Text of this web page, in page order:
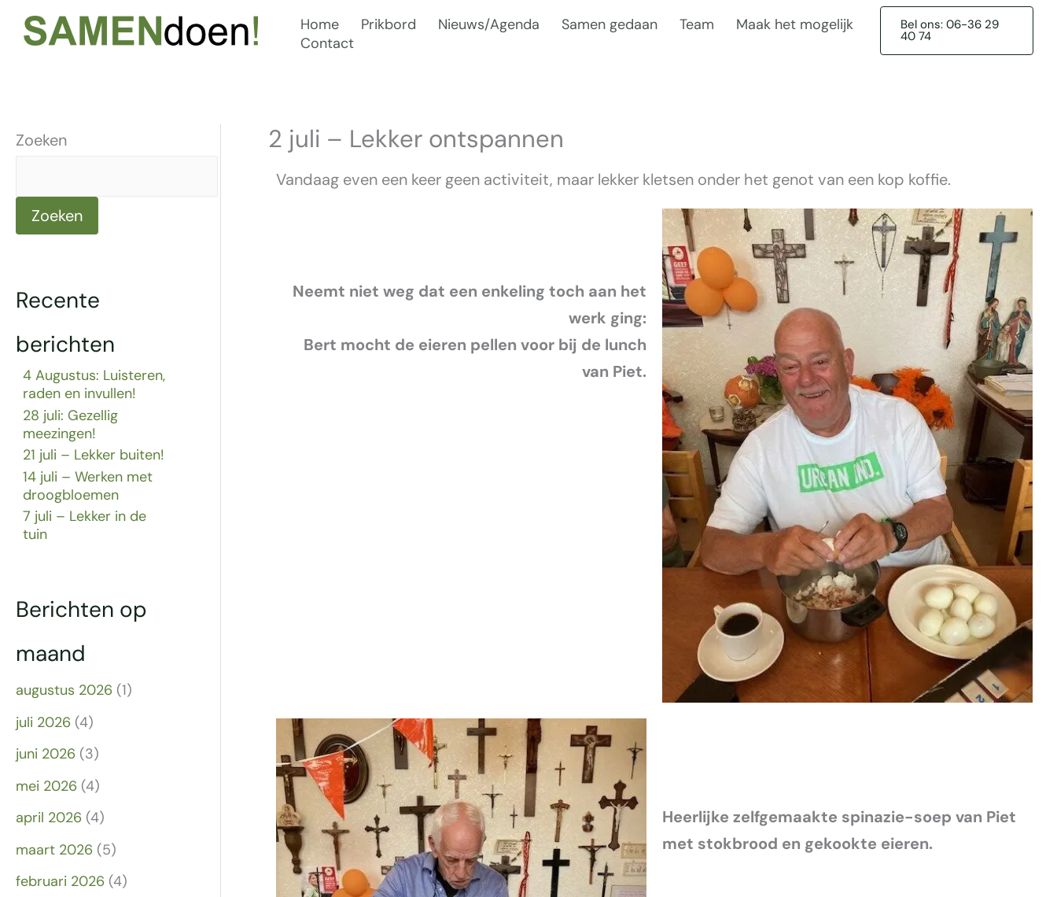
naar
Home Prikbord Nieuws/Agenda Samen gedaan Team
Maak het mogelijk
Contact
Bel ons: 06-36 29
40 74
Zoeken
Zoeken
Recente
berichten
4 Augustus: Luisteren,
raden en invullen!
28 juli: Gezellig
meezingen!
21 juli – Lekker buiten!
14 juli – Werken met
droogbloemen
7 juli – Lekker in de
tuin
Berichten op
maand
augustus 2026 (1)
juli 2026 (4)
juni 2026 (3)
mei 2026 (4)
april 2026 (4)
maart 2026 (5)
februari 2026 (4)
2 juli – Lekker ontspannen
Vandaag even een keer geen activiteit, maar lekker kletsen onder het genot van een kop koffie.
Neemt niet weg dat een enkeling toch aan het
werk ging:
Bert mocht de eieren pellen voor bij de lunch
van Piet.
Heerlijke zelfgemaakte spinazie-soep van Piet
met stokbrood en gekookte eieren.